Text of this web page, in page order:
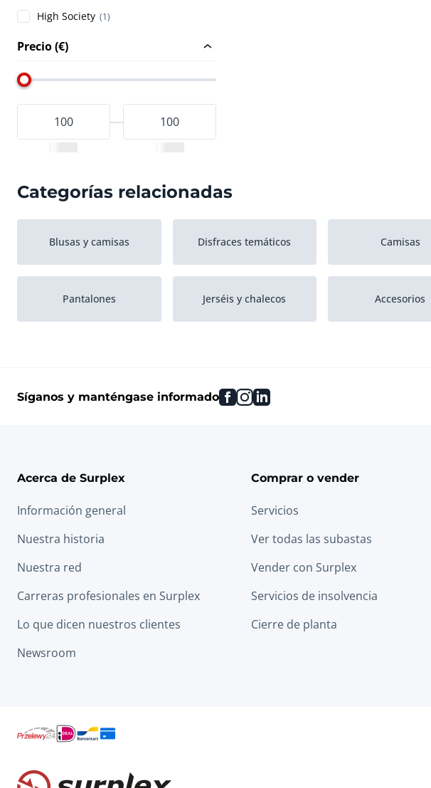
High Society (1)
Precio (€)
Categorías relacionadas
Blusas y camisas Disfraces temáticos Camisas
Pantalones Jerséis y chalecos Accesorios
Síganos y manténgase informado facebook
instagram
linkedin
Acerca de Surplex
Información general
Nuestra historia
Nuestra red
Carreras profesionales en Surplex
Lo que dicen nuestros clientes
Newsroom
Comprar o vender
Servicios
Ver todas las subastas
Vender con Surplex
Servicios de insolvencia
Cierre de planta